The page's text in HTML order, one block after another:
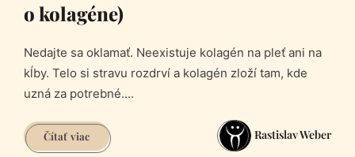
o kolagéne)
Nedajte sa oklamať. Neexistuje kolagén na pleť ani na
kĺby. Telo si stravu rozdrví a kolagén zloží tam, kde
uzná za potrebné....
Čítať viacTeória
kolagénových
Rastislav Weber